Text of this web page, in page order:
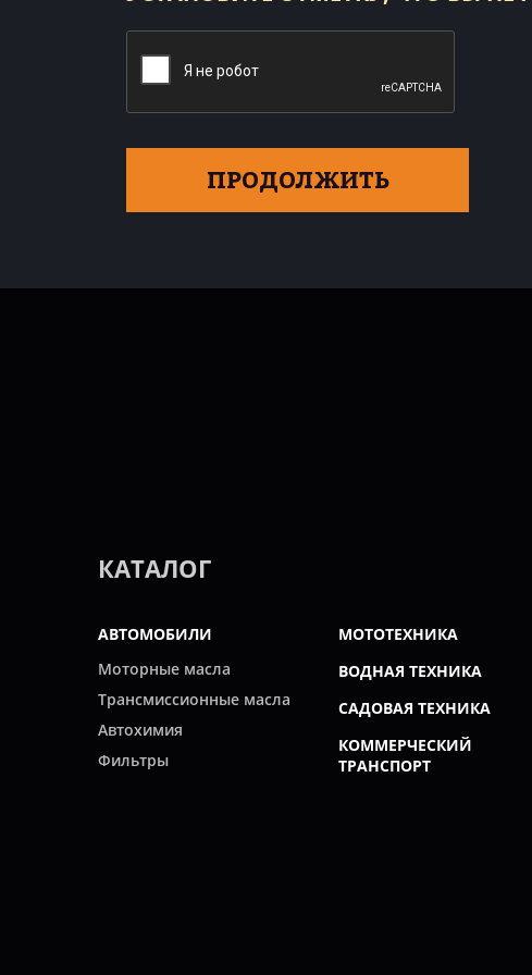
ПРОДОЛЖИТЬ
КАТАЛОГ
АВТОМОБИЛИ
Моторные масла
Трансмиссионные масла
Автохимия
Фильтры
МОТОТЕХНИКА
ВОДНАЯ ТЕХНИКА
САДОВАЯ ТЕХНИКА
КОММЕРЧЕСКИЙ
ТРАНСПОРТ